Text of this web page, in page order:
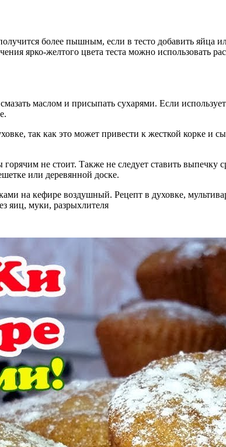
более пышным, если в тесто добавить яйца
ярко-желтого цвета теста можно использовать
маслом и присыпать сухарями. Если
так как это может привести к жесткой корке и
не стоит. Также не следует ставить выпечку
или деревянной доске.